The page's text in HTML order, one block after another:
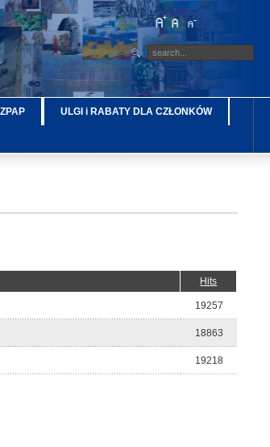
ULGI i RABATY DLA CZŁONKÓW
Hits
19257
18863
19218